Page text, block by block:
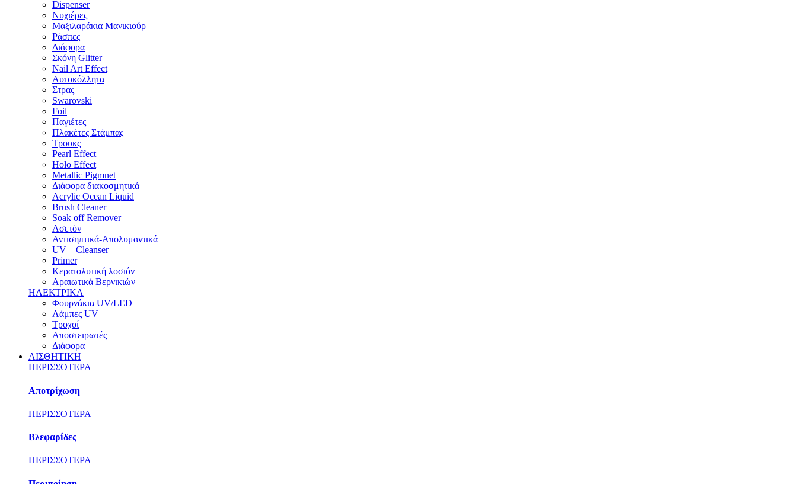
Dispenser
Νυχιέρες
Μαξιλαράκια Μανικιούρ
Ράσπες
Διάφορα
Σκόνη Glitter
Nail Art Effect
Αυτοκόλλητα
Στρας
Swarovski
Foil
Παγιέτες
Πλακέτες Στάμπας
Τρουκς
Pearl Effect
Holo Effect
Metallic Pigmnet
Διάφορα διακοσμητικά
Acrylic Ocean Liquid
Brush Cleaner
Soak off Remover
Ασετόν
Αντισηπτικά-Απολυμαντικά
UV – Cleanser
Primer
Κερατολυτική λοσιόν
Αραιωτικά Βερνικιών
ΗΛΕΚΤΡΙΚΑ
Φουρνάκια UV/LED
Λάμπες UV
Τροχοί
Αποστειρωτές
Διάφορα
ΑΙΣΘΗΤΙΚΗ
ΠΕΡΙΣΣΟΤΕΡΑ
Αποτρίχωση
ΠΕΡΙΣΣΟΤΕΡΑ
Βλεφαρίδες
ΠΕΡΙΣΣΟΤΕΡΑ